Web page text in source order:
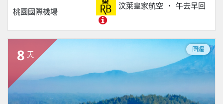
桃園國際機場
汶萊皇家航空 午去早回
8 天
團體